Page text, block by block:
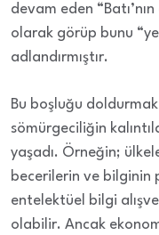
devam eden
olarak görüp bunu
adlandırmıştır.
Bu boşluğu
sömürgeciliğin
yaşadı. Örneğin;
becerilerin ve bilginin
entelektüel bilgi
olabilir. Ancak